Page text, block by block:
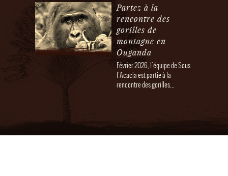
Partez à la
rencontre des
gorilles de
montagne en
Ouganda
Février 2026, l'équipe de Sous
l'Acacia est partie à la
rencontre des gorilles...